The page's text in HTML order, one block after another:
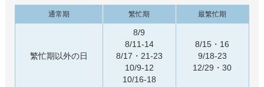
通常期 繁忙期 最繁忙期
繁忙期以外の日
8/9
8/11-14
8/17・21-23
10/9-12
10/16-18
8/15・16
9/18-23
12/29・30